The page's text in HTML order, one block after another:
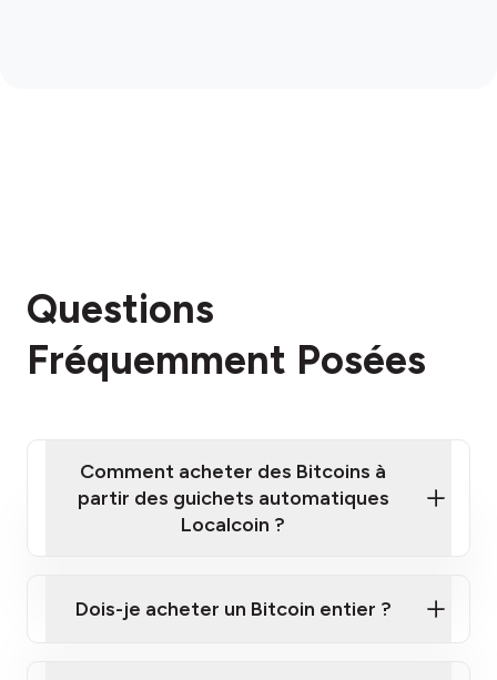
Questions
Fréquemment Posées
Comment acheter des Bitcoins à
partir des guichets automatiques
Localcoin ?
automatiques
Dois-je acheter un Bitcoin entier ?